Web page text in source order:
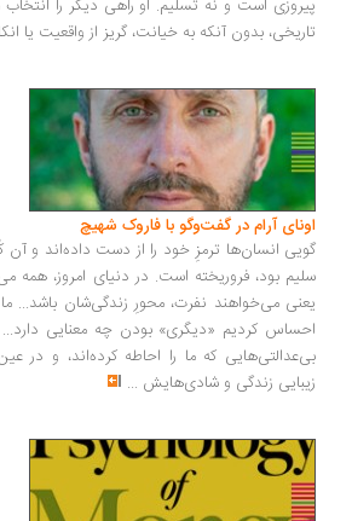
پیروزی است و نه تسلیم. او راهی دیگر را
تاریخی، بدون آنکه به خیانت، گریز از واقعیت یا
اونای آرام در گفت‌وگو با فاروک شهیچ‭
گویی انسان‌ها ترمزِ خود را از دست داده‌اند و آن
سلیم بود، فروریخته است. در دنیای امروز، همه
یعنی می‌خواهند نفرت، محورِ زندگی‌شان
احساس کردیم «دیگری» بودن چه معنایی
بی‌عدالتی‌هایی که ما را احاطه کرده‌اند، و در
زیبایی زندگی و شادی‌هایش ...